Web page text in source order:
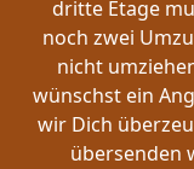
dritte Etage
noch zwei
nicht
wünschst ein
wir Dich
übersenden